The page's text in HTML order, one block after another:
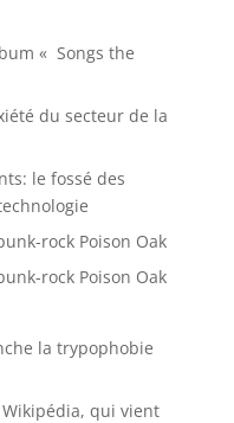
« Songs the
du secteur de la
le fossé des
rock Poison Oak
rock Poison Oak
la trypophobie
qui vient